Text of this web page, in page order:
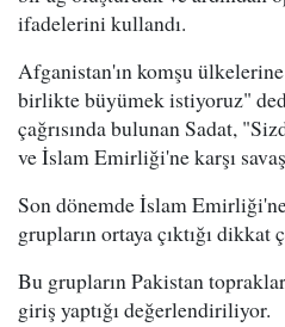
ifadelerini kullandı.
Afganistan'ın komşu
birlikte büyümek istiyoruz"
çağrısında bulunan Sadat,
ve İslam Emirliği'ne karşı
Son dönemde İslam
grupların ortaya çıktığı dikkat
Bu grupların Pakistan
giriş yaptığı değerlendiriliyor.